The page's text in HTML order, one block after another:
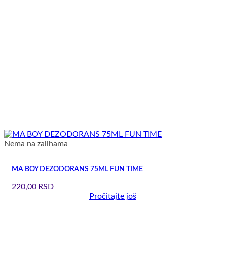
Nema na zalihama
MA BOY DEZODORANS 75ML FUN TIME
220,00 RSD
Pročitajte još